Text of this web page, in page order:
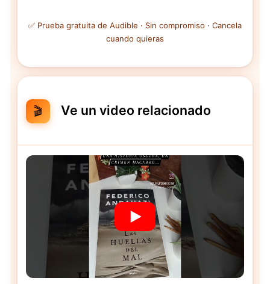
✅ Prueba gratuita de Audible · Sin compromiso · Cancela
cuando quieras
🎬 Ve un video relacionado